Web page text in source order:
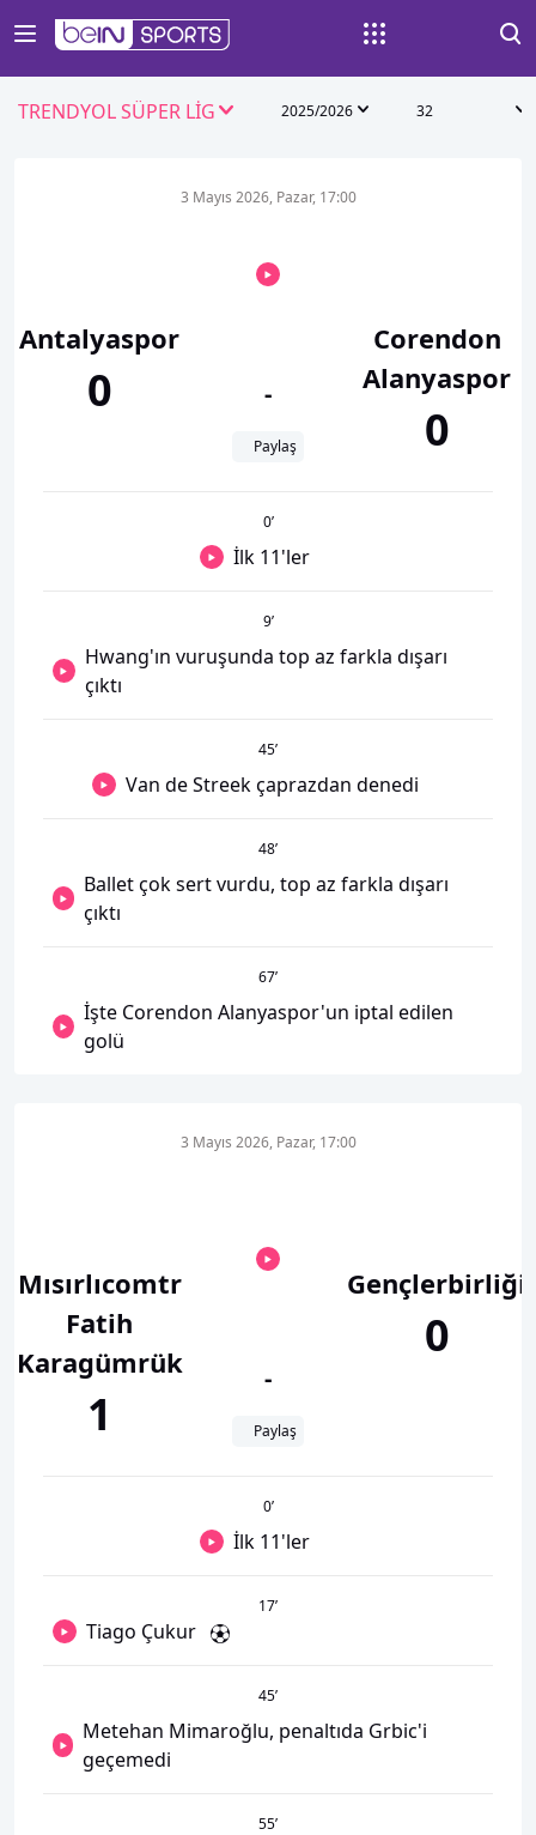
TRENDYOL SÜPER LİG 2025/2026 32
Antalyaspor
0
3 Mayıs 2026, Pazar, 17:00
-
Paylaş
Corendon
Alanyaspor
0
0’
İlk 11'ler
9’
Hwang'ın vuruşunda top az farkla dışarı
çıktı
45’
Van de Streek çaprazdan denedi
48’
Ballet çok sert vurdu, top az farkla dışarı
çıktı
67’
İşte Corendon Alanyaspor'un iptal edilen
golü
Mısırlıcomtr
Fatih
Karagümrük
1
3 Mayıs 2026, Pazar, 17:00
-
Paylaş
Gençlerbirliği
0
0’
İlk 11'ler
17’
Tiago Çukur
45’
Metehan Mimaroğlu, penaltıda Grbic'i
geçemedi
55’